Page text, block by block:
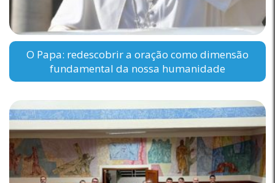
O Papa: redescobrir a oração como dimensão
fundamental da nossa humanidade